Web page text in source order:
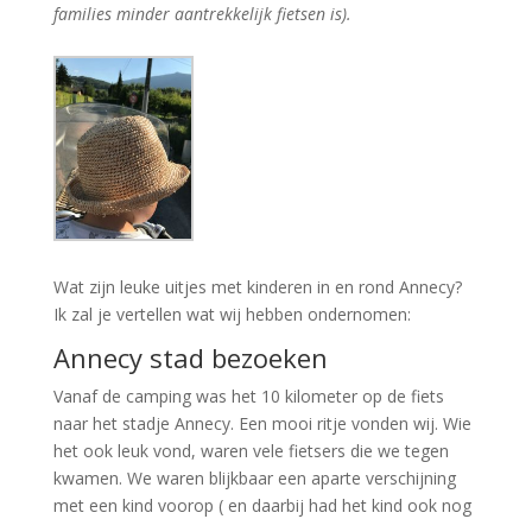
families minder aantrekkelijk fietsen is).
Wat zijn leuke uitjes met kinderen in en rond Annecy?
Ik zal je vertellen wat wij hebben ondernomen:
Annecy stad bezoeken
Vanaf de camping was het 10 kilometer op de fiets
naar het stadje Annecy. Een mooi ritje vonden wij. Wie
het ook leuk vond, waren vele fietsers die we tegen
kwamen. We waren blijkbaar een aparte verschijning
met een kind voorop ( en daarbij had het kind ook nog